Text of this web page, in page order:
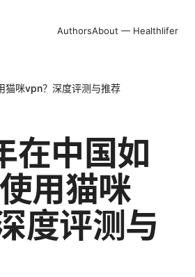
AuthorsAbout — Healthlifer
猫咪vpn？深度评测与推荐
在中国如
用猫咪
度评测与